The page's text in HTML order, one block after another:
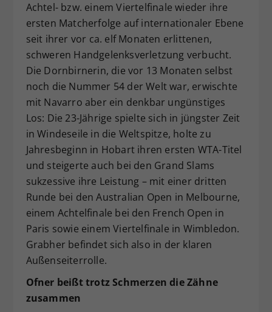
Achtel- bzw. einem Viertelfinale wieder ihre
ersten Matcherfolge auf internationaler Ebene
seit ihrer vor ca. elf Monaten erlittenen,
schweren Handgelenksverletzung verbucht.
Die Dornbirnerin, die vor 13 Monaten selbst
noch die Nummer 54 der Welt war, erwischte
mit Navarro aber ein denkbar ungünstiges
Los: Die 23-Jährige spielte sich in jüngster Zeit
in Windeseile in die Weltspitze, holte zu
Jahresbeginn in Hobart ihren ersten WTA-Titel
und steigerte auch bei den Grand Slams
sukzessive ihre Leistung – mit einer dritten
Runde bei den Australian Open in Melbourne,
einem Achtelfinale bei den French Open in
Paris sowie einem Viertelfinale in Wimbledon.
Grabher befindet sich also in der klaren
Außenseiterrolle.
Ofner beißt trotz Schmerzen die Zähne
zusammen